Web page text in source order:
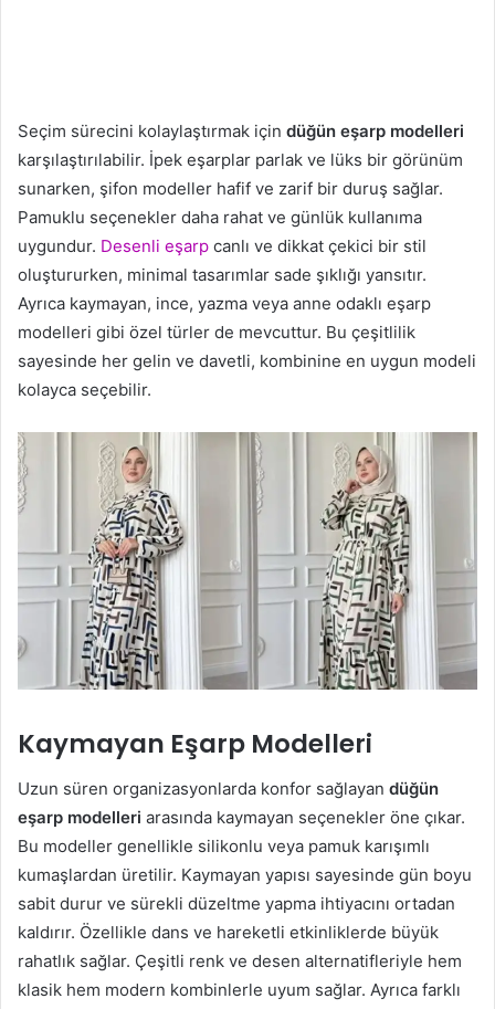
Seçim sürecini kolaylaştırmak için düğün eşarp modelleri
karşılaştırılabilir. İpek eşarplar parlak ve lüks bir görünüm
sunarken, şifon modeller hafif ve zarif bir duruş sağlar.
Pamuklu seçenekler daha rahat ve günlük kullanıma
uygundur. Desenli eşarp canlı ve dikkat çekici bir stil
oluştururken, minimal tasarımlar sade şıklığı yansıtır.
Ayrıca kaymayan, ince, yazma veya anne odaklı eşarp
modelleri gibi özel türler de mevcuttur. Bu çeşitlilik
sayesinde her gelin ve davetli, kombinine en uygun modeli
kolayca seçebilir.
Kaymayan Eşarp Modelleri
Uzun süren organizasyonlarda konfor sağlayan düğün
eşarp modelleri arasında kaymayan seçenekler öne çıkar.
Bu modeller genellikle silikonlu veya pamuk karışımlı
kumaşlardan üretilir. Kaymayan yapısı sayesinde gün boyu
sabit durur ve sürekli düzeltme yapma ihtiyacını ortadan
kaldırır. Özellikle dans ve hareketli etkinliklerde büyük
rahatlık sağlar. Çeşitli renk ve desen alternatifleriyle hem
klasik hem modern kombinlerle uyum sağlar. Ayrıca farklı